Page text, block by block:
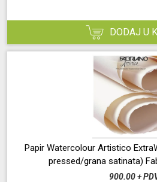
DODAJ U
Papir Watercolour Artistico
pressed/grana satinata)
900.00 +